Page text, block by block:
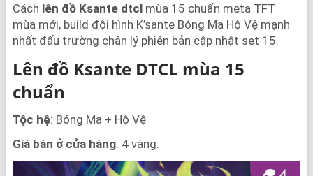
Cách lên đồ Ksante dtclmùa 15 chuẩn meta TFT
mùa mới, build đội hình K’sante Bóng Ma Hộ Vệ mạnh
nhất đấu trường chân lý phiên bản cập nhật set 15.
Lên đồ Ksante DTCL mùa 15
chuẩn
Tộc hệ: Bóng Ma + Hộ Vệ
Giá bán ở cửa hàng: 4 vàng.